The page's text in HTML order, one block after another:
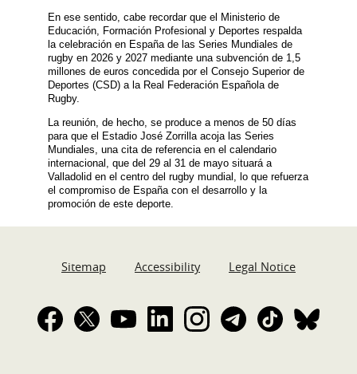
En ese sentido, cabe recordar que el Ministerio de
Educación, Formación Profesional y Deportes respalda
la celebración en España de las Series Mundiales de
rugby en 2026 y 2027 mediante una subvención de 1,5
millones de euros concedida por el Consejo Superior de
Deportes (CSD) a la Real Federación Española de
Rugby.
La reunión, de hecho, se produce a menos de 50 días
para que el Estadio José Zorrilla acoja las Series
Mundiales, una cita de referencia en el calendario
internacional, que del 29 al 31 de mayo situará a
Valladolid en el centro del rugby mundial, lo que refuerza
el compromiso de España con el desarrollo y la
promoción de este deporte.
Sitemap Accessibility Legal Notice